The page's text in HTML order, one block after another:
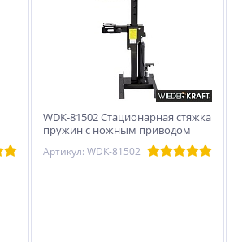
WDK-81502 Стационарная стяжка
пружин с ножным приводом
Артикул: WDK-81502